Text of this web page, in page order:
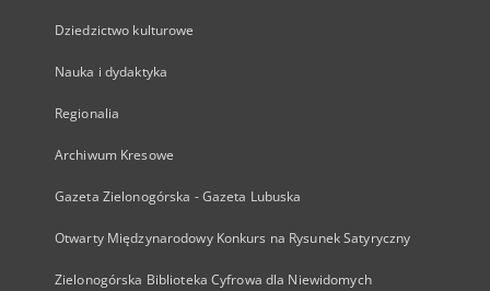
Dziedzictwo kulturowe
Nauka i dydaktyka
Regionalia
Archiwum Kresowe
Gazeta Zielonogórska - Gazeta Lubuska
Otwarty Międzynarodowy Konkurs na Rysunek Satyryczny
Zielonogórska Biblioteka Cyfrowa dla Niewidomych